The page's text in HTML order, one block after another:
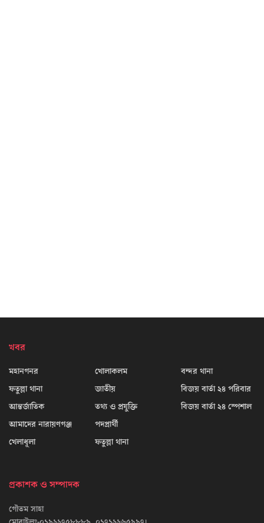
খবর
মহানগনর
ফতুল্লা থানা
আন্তর্জাতিক
আমাদের নারায়ণগঞ্জ
খেলাধূলা
খোলাকলম
জাতীয়
তথ্য ও প্রযুক্তি
পদপ্রার্থী
ফতুল্লা থানা
বন্দর থানা
বিজয় বার্তা ২৪ পরিবার
বিজয় বার্তা ২৪ স্পেশাল
প্রকাশক ও সম্পাদক
গৌতম সাহা